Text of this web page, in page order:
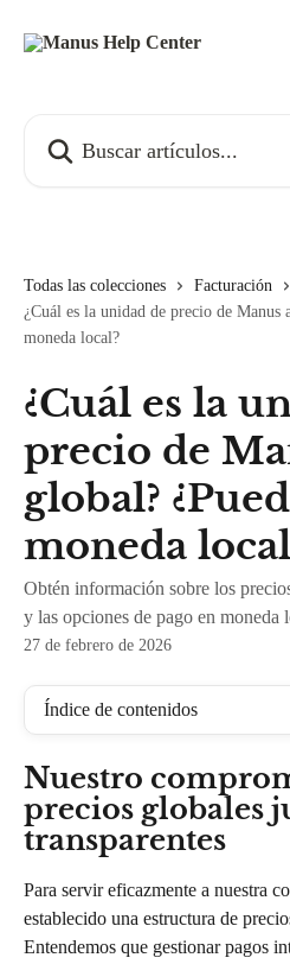
Todas las colecciones Facturación
¿Cuál es la unidad de precio de Manus
moneda local?
¿Cuál es la
precio de
global?
moneda
Obtén información sobre los
y las opciones de pago en moneda
27 de febrero de 2026
Índice de contenidos
Nuestro
precios globales
transparentes
Para servir eficazmente a nuestra
establecido una estructura de
Entendemos que gestionar pagos